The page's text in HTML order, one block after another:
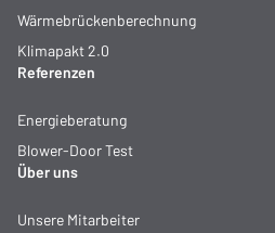
Wärmebrückenberechnung
Klimapakt 2.0
Referenzen
Energieberatung
Blower-Door Test
Über uns
Unsere Mitarbeiter